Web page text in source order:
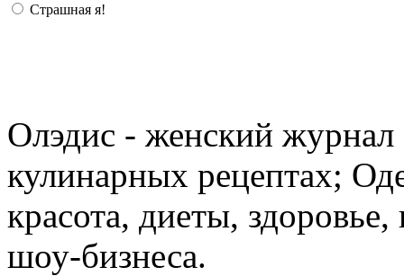
Страшная я!
Олэдис - женский журнал
кулинарных рецептах;
красота, диеты,
шоу-бизнеса.